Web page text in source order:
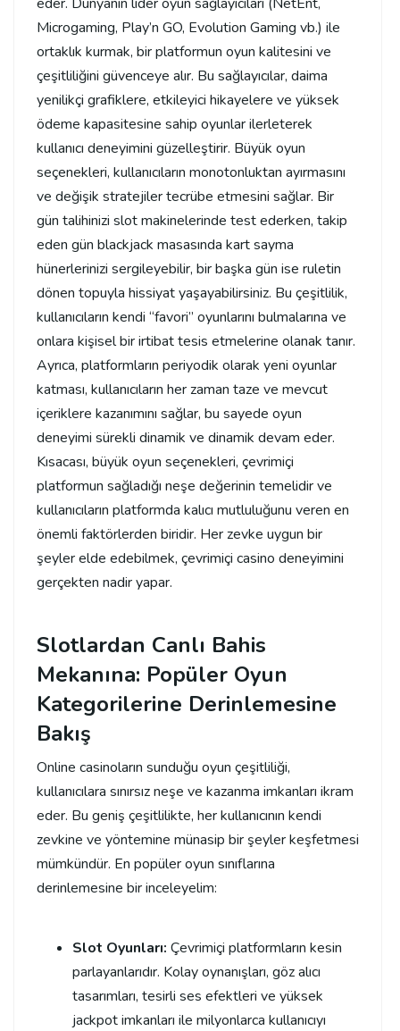
Microgaming, Play’n GO, Evolution Gaming vb.) ile
ortaklık kurmak, bir platformun oyun kalitesini ve
çeşitliliğini güvenceye alır. Bu sağlayıcılar, daima
yenilikçi grafiklere, etkileyici hikayelere ve yüksek
ödeme kapasitesine sahip oyunlar ilerleterek
kullanıcı deneyimini güzelleştirir. Büyük oyun
seçenekleri, kullanıcıların monotonluktan ayırmasını
ve değişik stratejiler tecrübe etmesini sağlar. Bir
gün talihinizi slot makinelerinde test ederken, takip
eden gün blackjack masasında kart sayma
hünerlerinizi sergileyebilir, bir başka gün ise ruletin
dönen topuyla hissiyat yaşayabilirsiniz. Bu çeşitlilik,
kullanıcıların kendi “favori” oyunlarını bulmalarına ve
onlara kişisel bir irtibat tesis etmelerine olanak tanır.
Ayrıca, platformların periyodik olarak yeni oyunlar
katması, kullanıcıların her zaman taze ve mevcut
içeriklere kazanımını sağlar, bu sayede oyun
deneyimi sürekli dinamik ve dinamik devam eder.
Kısacası, büyük oyun seçenekleri, çevrimiçi
platformun sağladığı neşe değerinin temelidir ve
kullanıcıların platformda kalıcı mutluluğunu veren en
önemli faktörlerden biridir. Her zevke uygun bir
şeyler elde edebilmek, çevrimiçi casino deneyimini
gerçekten nadir yapar.
Slotlardan Canlı Bahis
Mekanına: Popüler Oyun
Kategorilerine Derinlemesine
Bakış
Online casinoların sunduğu oyun çeşitliliği,
kullanıcılara sınırsız neşe ve kazanma imkanları ikram
eder. Bu geniş çeşitlilikte, her kullanıcının kendi
zevkine ve yöntemine münasip bir şeyler keşfetmesi
mümkündür. En popüler oyun sınıflarına
derinlemesine bir inceleyelim:
Slot Oyunları: Çevrimiçi platformların kesin
parlayanlarıdır. Kolay oynanışları, göz alıcı
tasarımları, tesirli ses efektleri ve yüksek
jackpot imkanları ile milyonlarca kullanıcıyı